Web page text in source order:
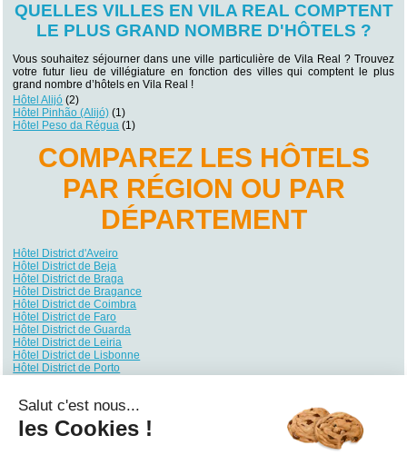
QUELLES VILLES EN VILA REAL COMPTENT
LE PLUS GRAND NOMBRE D'HÔTELS ?
Vous souhaitez séjourner dans une ville particulière de Vila Real ? Trouvez
votre futur lieu de villégiature en fonction des villes qui comptent le plus
grand nombre d’hôtels en Vila Real !
Hôtel Alijó (2)
Hôtel Pinhão (Alijó) (1)
Hôtel Peso da Régua (1)
COMPAREZ LES HÔTELS
PAR RÉGION OU PAR
DÉPARTEMENT
Hôtel District d'Aveiro
Hôtel District de Beja
Hôtel District de Braga
Hôtel District de Bragance
Hôtel District de Coimbra
Hôtel District de Faro
Hôtel District de Guarda
Hôtel District de Leiria
Hôtel District de Lisbonne
Hôtel District de Porto
Hôtel District de Viana do Castelo
Hôtel District de Vila Real
Hôtel District de Viseu
Salut c'est nous...
les Cookies !